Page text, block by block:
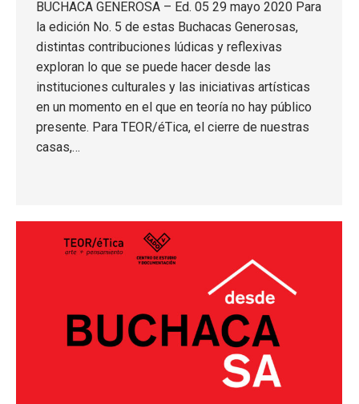
BUCHACA GENEROSA – Ed. 05 29 mayo 2020 Para
la edición No. 5 de estas Buchacas Generosas,
distintas contribuciones lúdicas y reflexivas
exploran lo que se puede hacer desde las
instituciones culturales y las iniciativas artísticas
en un momento en el que en teoría no hay público
presente. Para TEOR/éTica, el cierre de nuestras
casas,…